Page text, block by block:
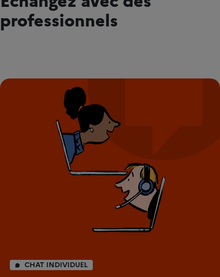
professionnels
CHAT INDIVIDUEL